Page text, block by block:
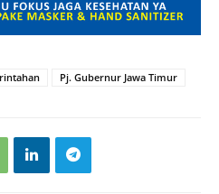
Pj. Gubernur Jawa Timur